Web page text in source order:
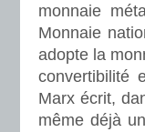
monnaie
Monnaie
adopte la
convertibilité
Marx écrit,
même déjà